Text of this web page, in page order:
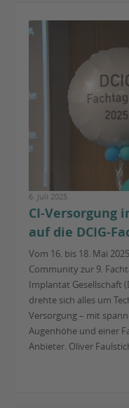
6. Juli 2025
CI-Versorgung
auf die DCIG-
Vom 16. bis 18. Mai
Community zur 9.
Implantat Gesellschaft
drehte sich alles um
Versorgung – mit
Augenhöhe und einer
Anbieter. Oliver